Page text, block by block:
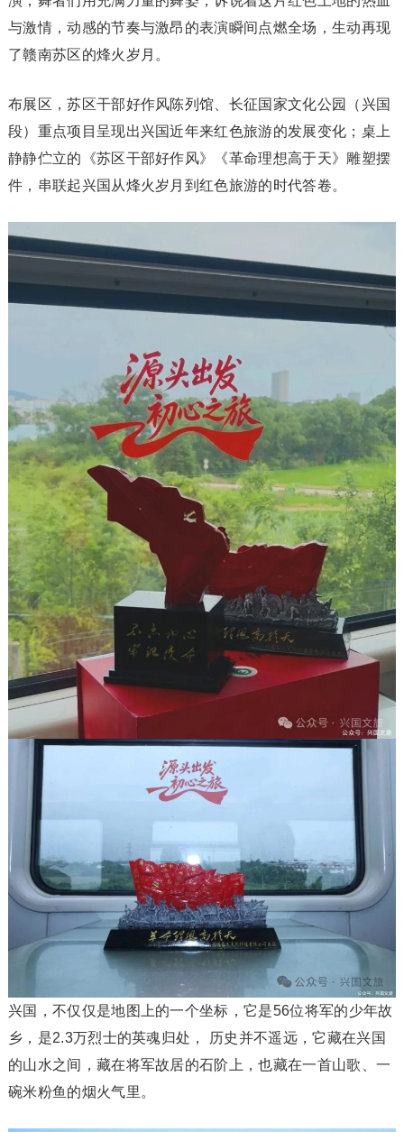
与激情，动感的节奏与激昂的表演瞬间点燃全场，生动再现
了赣南苏区的烽火岁月。
布展区，苏区干部好作风陈列馆、长征国家文化公园（兴国
段）重点项目呈现出兴国近年来红色旅游的发展变化；桌上
静静伫立的《苏区干部好作风》《革命理想高于天》雕塑摆
件，串联起兴国从烽火岁月到红色旅游的时代答卷。
兴国，不仅仅是地图上的一个坐标，它是56位将军的少年故
乡，是2.3万烈士的英魂归处， 历史并不遥远，它藏在兴国
的山水之间，藏在将军故居的石阶上，也藏在一首山歌、一
碗米粉鱼的烟火气里。